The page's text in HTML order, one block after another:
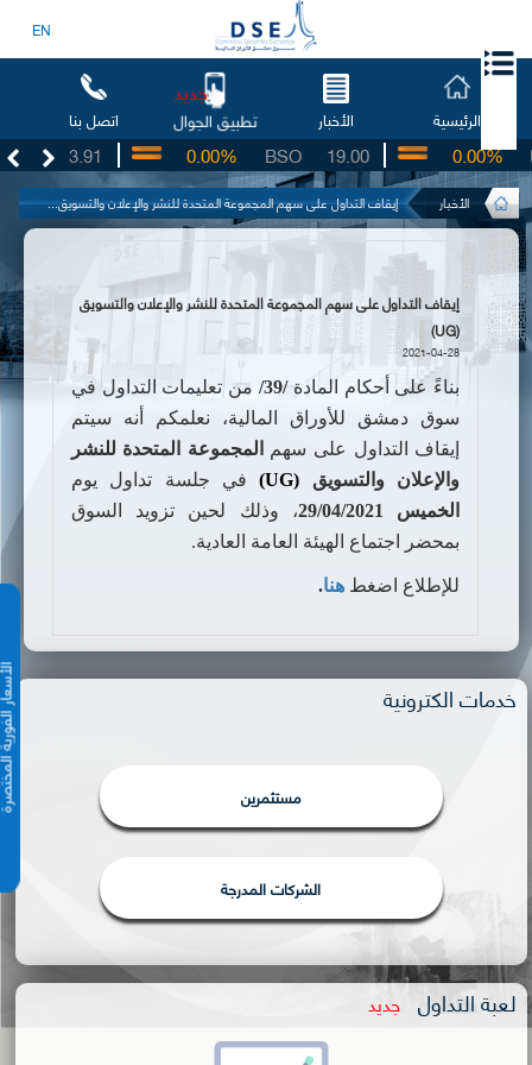
EN
الرئيسية الأخبار تطبيق الجوال
جديد
اتصل بنا
3.91
UG 19.00
BSO
0.00% 0.00%
الأخبار إيقاف التداول على سهم المجموعة المتحدة للنشر والإعلان والتسويق...
الأسعار
إيقاف التداول على سهم المجموعة المتحدة للنشر والإعلان والتسويق
(UG)
2021-04-28
بناءً على أحكام المادة/39/
من تعليمات التداول في
سوق دمشق للأوراق المالية، نعلمكم أنه سيتم
إيقاف التداول على سهم
لمجموعة المتحدة للنشر
والإعلان والتسويق (UG)
في جلسة تداول يوم
الخميس 29/04/2021
، وذلك لحين تزويد السوق
بمحضر اجتماع الهيئة العامة العادية.
للإطلاع اضغط هنا.
خدمات الكترونية
مستثمرين
الشركات المدرجة
لعبة التداول جديد